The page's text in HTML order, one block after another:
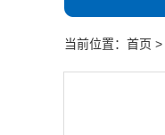
当前位置： 首页 >